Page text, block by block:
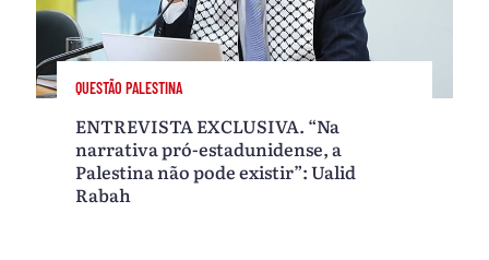
QUESTÃO PALESTINA
ENTREVISTA EXCLUSIVA. “Na
narrativa pró-estadunidense, a
Palestina não pode existir”: Ualid
Rabah